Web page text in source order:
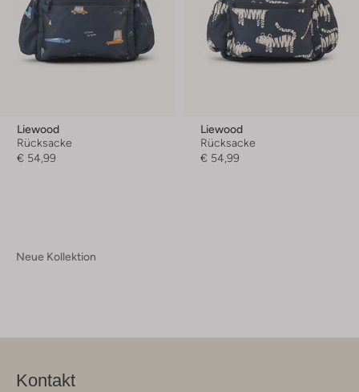
Liewood
Rücksacke
€ 54,99
Liewood
Rücksacke
€ 54,99
Neue Kollektion
Kontakt